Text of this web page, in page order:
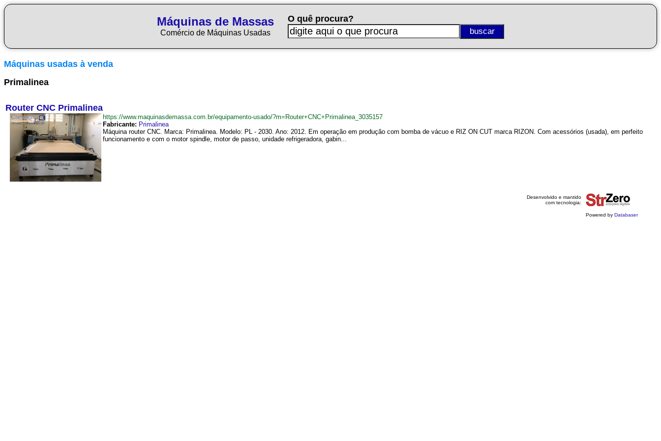
Máquinas de Massas
Comércio de Máquinas Usadas
O quê procura?
Máquinas usadas à venda
Primalinea
Router CNC Primalinea
https://www.maquinasdemassa.com.br/equipamento-usado/?m=Router+CNC+Primalinea_3035157
Fabricante: Primalinea
Máquina router CNC. Marca: Primalinea. Modelo: PL - 2030. Ano: 2012. Em operação em produção com bomba de vácuo e RIZ ON CUT marca RIZON. Com acessórios (usada), em perfeito
funcionamento e com o motor spindle, motor de passo, unidade refrigeradora, gabin...
Desenvolvido e mantido
com tecnologia:
Powered by Databaser